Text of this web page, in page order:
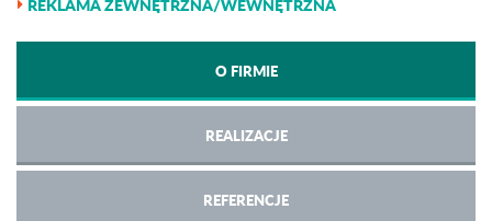
REKLAMA ZEWNĘTRZNA/WEWNĘTRZNA
O FIRMIE
REALIZACJE
REFERENCJE